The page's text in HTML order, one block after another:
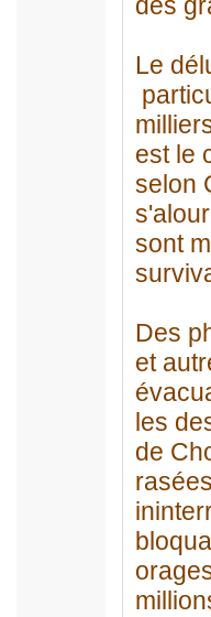
des
Le
est le
selon
sont
Des
et
les
de